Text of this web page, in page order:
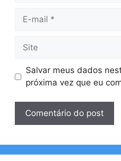
Site
Salvar meus dados
próxima vez que eu